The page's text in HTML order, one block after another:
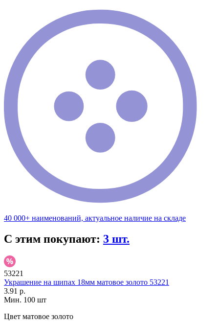
40 000+ наименований, актуальное наличие на складе
С этим покупают: 3 шт.
53221
Украшение на шипах 18мм матовое золото 53221
3.91 р.
Мин. 100 шт
Цвет матовое золото